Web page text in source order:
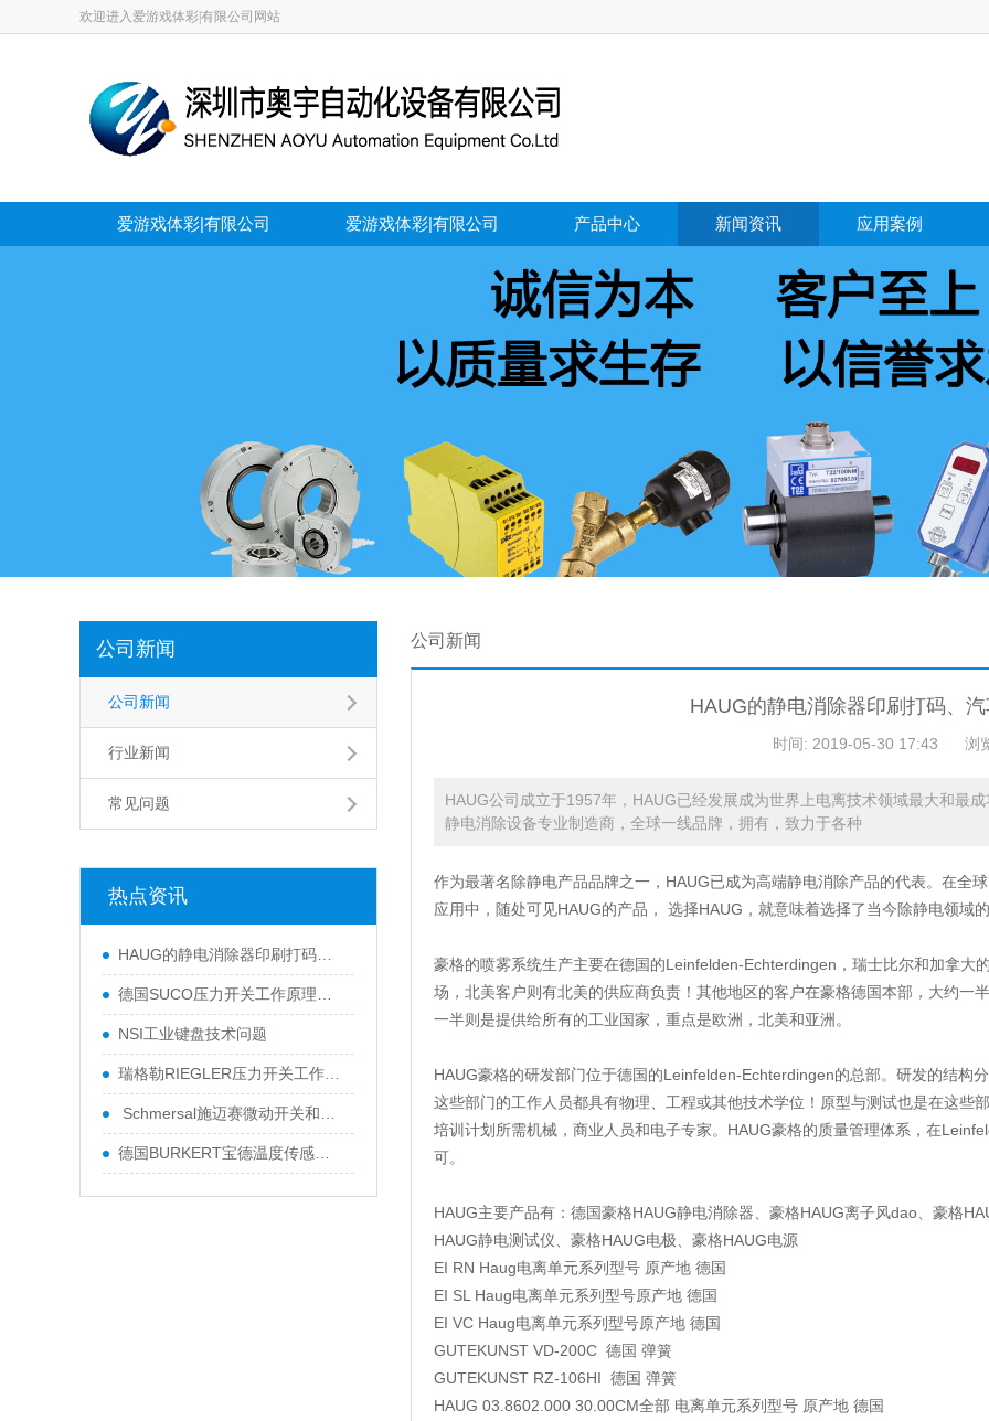
欢迎进入爱游戏体彩|有限公司网站
爱游戏体彩|有限公司 爱游戏体彩|有限公司 产品中心 新闻资讯 应用案例
公司新闻
公司新闻
行业新闻
常见问题
热点资讯
HAUG的静电消除器印刷打码、汽车喷漆
德国SUCO压力开关工作原理及技术参数
NSI工业键盘技术问题
瑞格勒RIEGLER压力开关工作原理
Schmersal施迈赛微动开关和防护门监控
德国BURKERT宝德温度传感器使用维修方
公司新闻
HAUG的静电消除器印刷打码、
时间: 2019-05-30 17:43 浏
HAUG公司成立于1957年，HAUG已经发展成为世界上电离技术领域最大和最
静电消除设备专业制造商，全球一线品牌，拥有，致力于各种
作为最著名除静电产品品牌之一，HAUG已成为高端静电消除产品的代表。在全
应用中，随处可见HAUG的产品， 选择HAUG，就意味着选择了当今除静电领域
豪格的喷雾系统生产主要在德国的Leinfelden-Echterdingen，瑞士比尔和加拿大
场，北美客户则有北美的供应商负责！其他地区的客户在豪格德国本部，大约一
一半则是提供给所有的工业国家，重点是欧洲，北美和亚洲。
HAUG豪格的研发部门位于德国的Leinfelden-Echterdingen的总部。研发的结构
这些部门的工作人员都具有物理、工程或其他技术学位！原型与测试也是在这些
培训计划所需机械，商业人员和电子专家。HAUG豪格的质量管理体系，在
可。
HAUG主要产品有：德国豪格HAUG静电消除器、豪格HAUG离子风dao、豪格
HAUG静电测试仪、豪格HAUG电极、豪格HAUG电源
EI RN Haug电离单元系列型号 原产地 德国
EI SL Haug电离单元系列型号原产地 德国
EI VC Haug电离单元系列型号原产地 德国
GUTEKUNST VD-200C 德国 弹簧
GUTEKUNST RZ-106HI 德国 弹簧
HAUG 03.8602.000 30.00CM全部 电离单元系列型号 原产地 德国